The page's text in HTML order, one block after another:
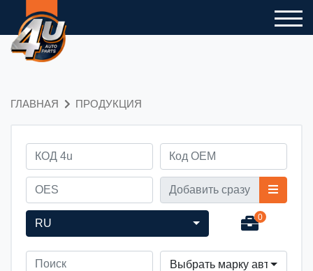
ГЛАВНАЯ ПРОДУКЦИЯ
RU 0
Выбрать марку